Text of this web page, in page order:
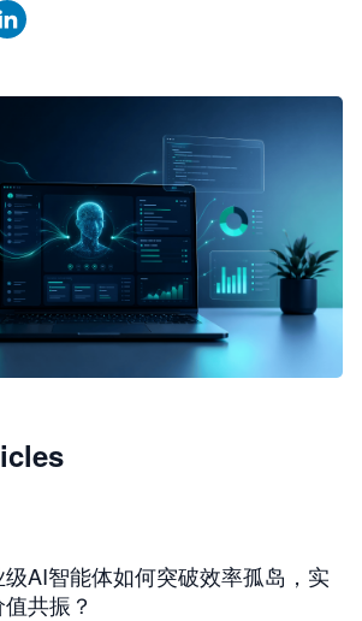
AI Agent 工作台
AI智能体如何突破效率孤岛，实
共振？